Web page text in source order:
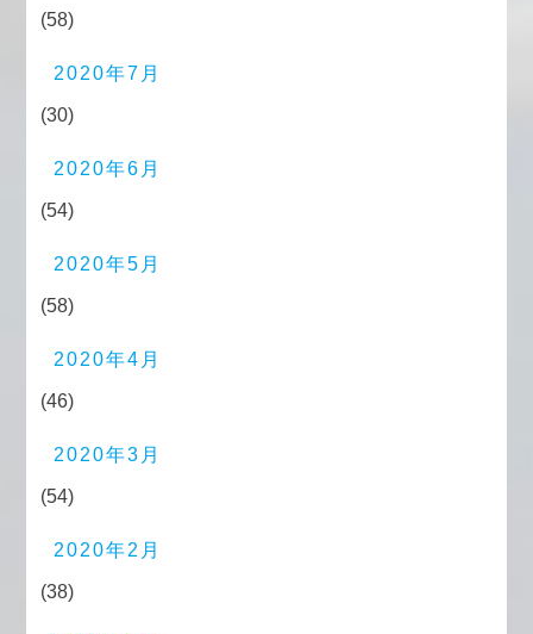
(58)
2020年7月
(30)
2020年6月
(54)
2020年5月
(58)
2020年4月
(46)
2020年3月
(54)
2020年2月
(38)